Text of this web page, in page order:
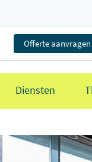
Offerte aanvragen
Diensten